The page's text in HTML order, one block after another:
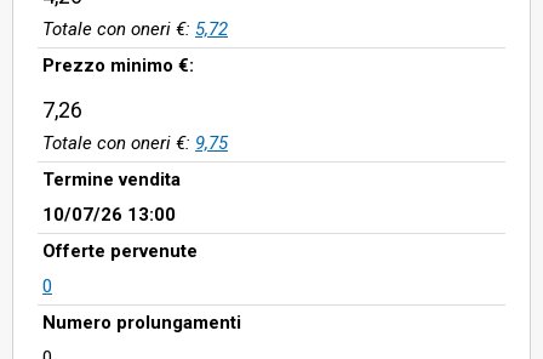
Totale con oneri €: 5,72
Prezzo minimo €:
7,26
Totale con oneri €: 9,75
Termine vendita
10/07/26 13:00
Offerte pervenute
0
Numero prolungamenti